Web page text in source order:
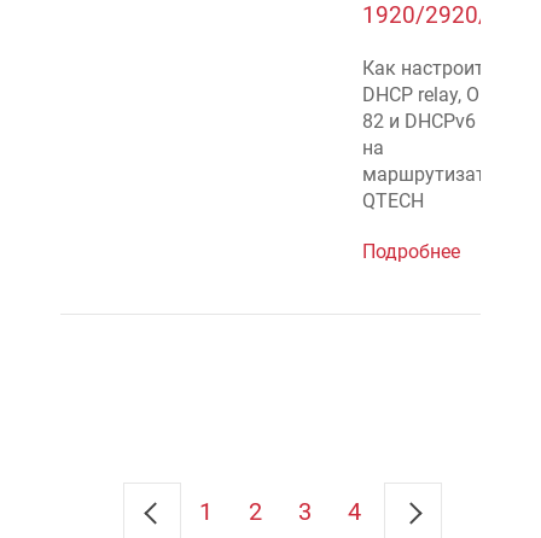
1920/2920/3920
Как настроить
DHCP relay, Option
82 и DHCPv6 relay
на
маршрутизаторах
QTECH
Подробнее
1 2 3 4